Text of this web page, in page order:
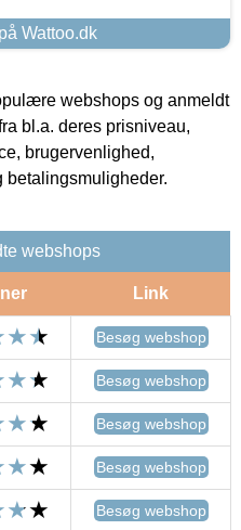
Wattoo.dk
webshops og anmeldt
bl.a. deres prisniveau,
brugervenlighed,
betalingsmuligheder.
webshops
Link
Besøg webshop
Besøg webshop
Besøg webshop
Besøg webshop
Besøg webshop